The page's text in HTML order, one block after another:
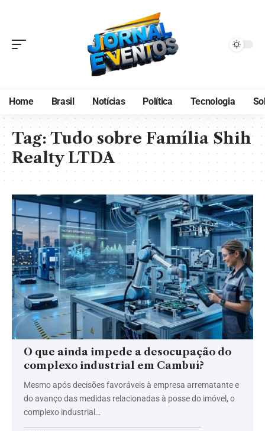
Home Brasil Notícias Política Tecnologia
Tag:Tudo sobre Família Shih
Realty LTDA
O que ainda impede a desocupação do
complexo industrial em Cambuí?
Mesmo após decisões favoráveis à empresa arrematante e
do avanço das medidas relacionadas à posse do imóvel, o
complexo industrial…